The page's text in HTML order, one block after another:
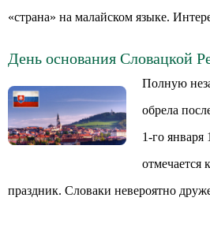
«страна» на малайском языке.
День основания Словацкой
Полную
обрела
1-го января
отмечается
праздник. Словаки невероятно